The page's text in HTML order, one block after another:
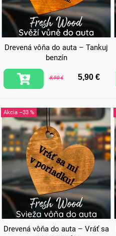
Drevená vôňa do auta – Tankuj
benzín
8,90 € 5,90 €
–33 %
Drevená vôňa do auta – Vráť sa